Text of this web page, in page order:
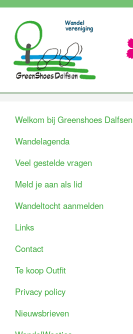
Welkom bij Greenshoes Dalfsen
Wandelagenda
Veel gestelde vragen
Meld je aan als lid
Wandeltocht aanmelden
Links
Contact
Te koop Outfit
Privacy policy
Nieuwsbrieven